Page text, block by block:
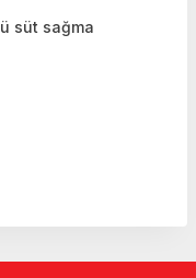
süt sağma